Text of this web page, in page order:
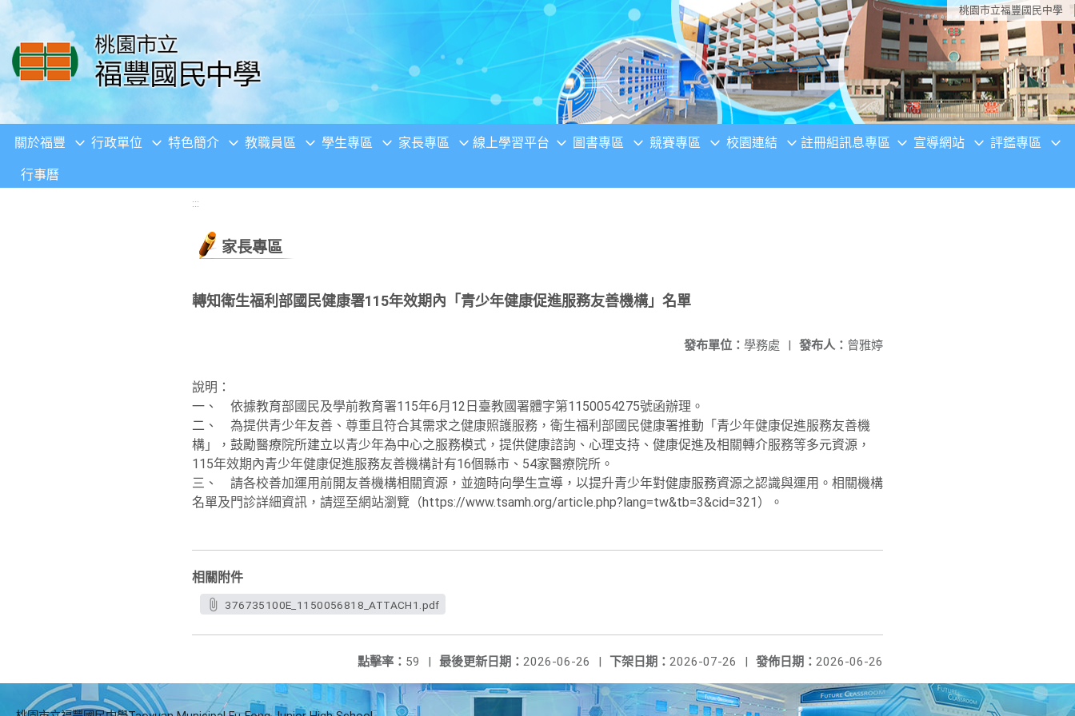
移至網頁之主要內容區位置 桃園市立福豐國民中學
關於福豐 行政單位 特色簡介 教職員區 學生專區 家長專區 線上學習平台 圖書專區 競賽專區 校園連結 註冊組訊息專區 宣導網站 評鑑專區
行事曆
:::
家長專區
轉知衛生福利部國民健康署115年效期內「青少年健康促進服務友善機構」名單
發布人： 曾雅婷
發布單位： 學務處 |
說明：
一、 依據教育部國民及學前教育署115年6月12日臺教國署體字第1150054275號函辦理。
二、 為提供青少年友善、尊重且符合其需求之健康照護服務，衛生福利部國民健康署推動「青少年健康促進服務友善機
構」，鼓勵醫療院所建立以青少年為中心之服務模式，提供健康諮詢、心理支持、健康促進及相關轉介服務等多元資源，
115年效期內青少年健康促進服務友善機構計有16個縣市、54家醫療院所。
三、 請各校善加運用前開友善機構相關資源，並適時向學生宣導，以提升青少年對健康服務資源之認識與運用。相關機構
名單及門診詳細資訊，請逕至網站瀏覽（https://www.tsamh.org/article.php?lang=tw&tb=3&cid=321）。
相關附件
376735100E_1150056818_ATTACH1.pdf
發佈日期： 2026-06-26
下架日期： 2026-07-26 |
最後更新日期： 2026-06-26 |
點擊率： 59 |